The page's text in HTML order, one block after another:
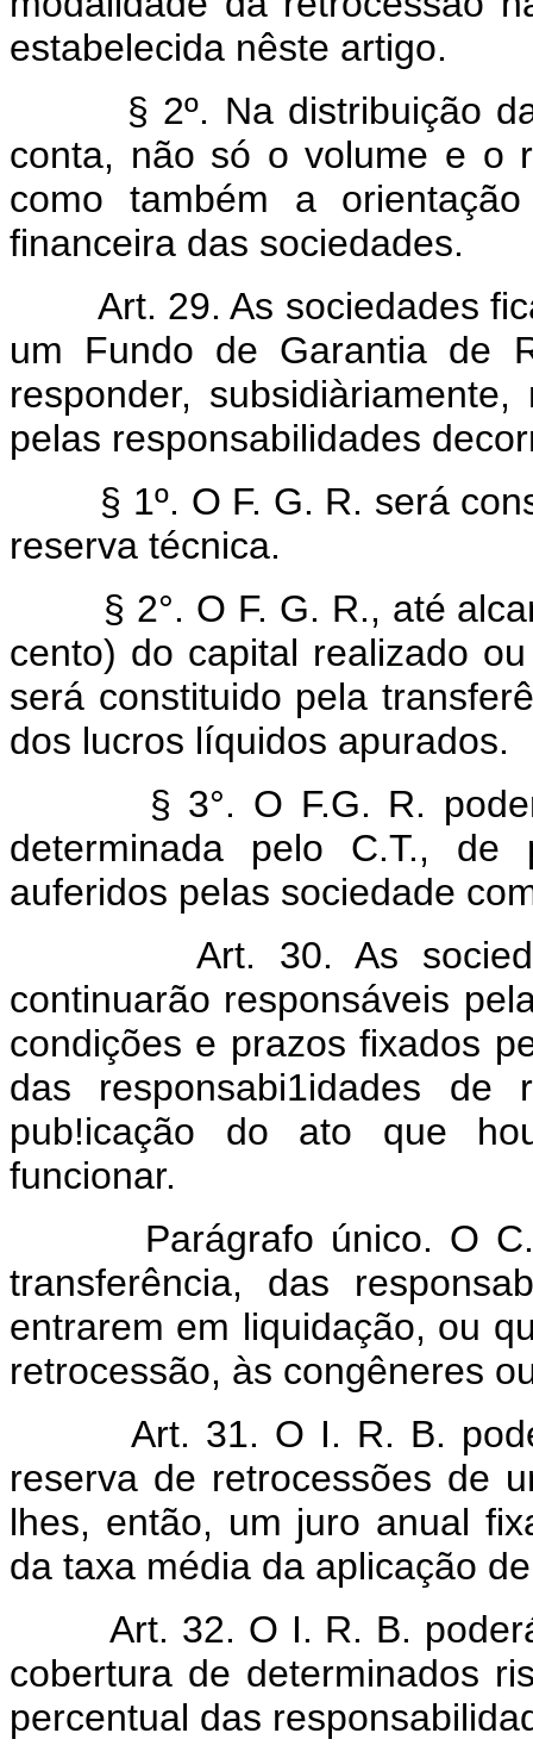
estabelecida nêste artigo.
§ 2º. Na distribuição das
conta, não só o volume e o
como também a
financeira das sociedades.
Art. 29. As sociedades
um Fundo de Garantia de
responder,
pelas responsabilidades
§ 1º. O F. G. R. será
reserva técnica.
§ 2°. O F. G. R., até
cento) do capital realizado
será constituido pela
dos lucros líquidos apurados.
§ 3°. O F.G. R. poderá
determinada pelo C.T.,
auferidos pelas sociedade
Art. 30. As
continuarão responsáveis
condições e prazos fixados
das responsabi1idades
pub!icação do ato que
funcionar.
Parágrafo único. O C.T.
transferência, das
entrarem em liquidação, ou
retrocessão, às congêneres
Art. 31. O I. R. B.
reserva de retrocessões de
lhes, então, um juro anual
da taxa média da aplicação
Art. 32. O I. R. B.
cobertura de determinados
percentual das